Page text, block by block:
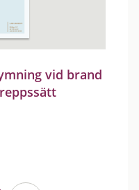
vid brand